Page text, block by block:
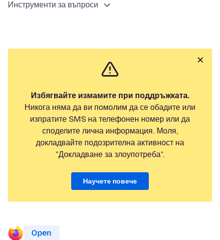
Инструменти за въпроси
Избягвайте измамите при поддръжката.
Никога няма да ви помолим да се обадите или
изпратите SMS на телефонен номер или да
споделите лична информация. Моля,
докладвайте подозрителна активност на
"Докладване за злоупотреба".
Научете повече
Open